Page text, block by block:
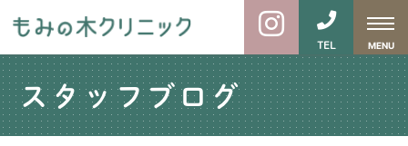
MENU
TEL
スタッフブログ